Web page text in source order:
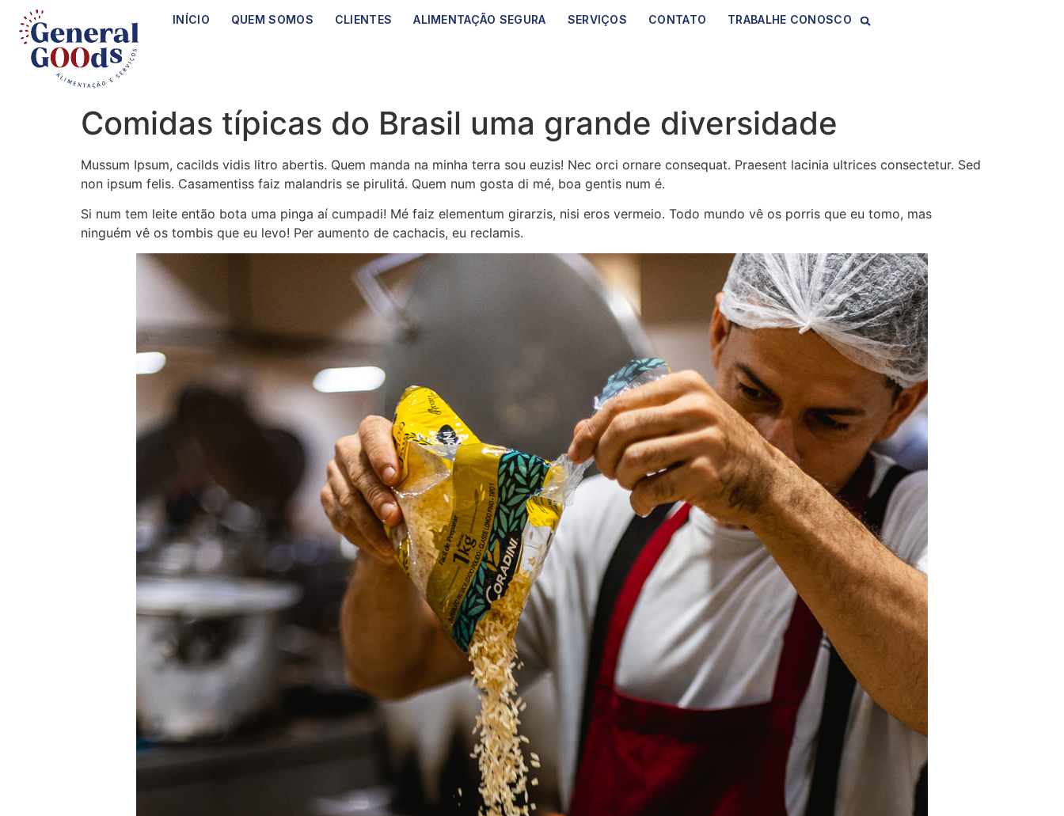
INÍCIO QUEM SOMOS CLIENTES ALIMENTAÇÃO SEGURA SERVIÇOS CONTATO TRABALHE CONOSCO
Comidas típicas do Brasil uma grande diversidade
Mussum Ipsum, cacilds vidis litro abertis. Quem manda na minha terra sou euzis! Nec orci ornare consequat. Praesent lacinia ultrices consectetur. Sed
non ipsum felis. Casamentiss faiz malandris se pirulitá. Quem num gosta di mé, boa gentis num é.
Si num tem leite então bota uma pinga aí cumpadi! Mé faiz elementum girarzis, nisi eros vermeio. Todo mundo vê os porris que eu tomo, mas
ninguém vê os tombis que eu levo! Per aumento de cachacis, eu reclamis.